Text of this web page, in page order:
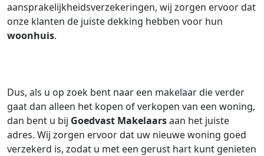
aansprakelijkheidsverzekeringen, wij zorgen ervoor dat
onze klanten de juiste dekking hebben voor hun
woonhuis.
Dus, als u op zoek bent naar een makelaar die verder
gaat dan alleen het kopen of verkopen van een woning,
dan bent u bij Goedvast Makelaarsaan het juiste
adres. Wij zorgen ervoor dat uw nieuwe woning goed
verzekerd is, zodat u met een gerust hart kunt genieten